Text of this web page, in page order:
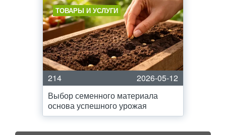
ТОВАРЫ И УСЛУГИ
214
2026-05-12
Выбор семенного материала
основа успешного урожая